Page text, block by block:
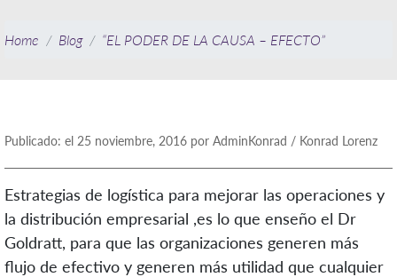
Home Blog “EL PODER DE LA CAUSA – EFECTO”
Publicado: el 25 noviembre, 2016 por AdminKonrad / Konrad Lorenz
Estrategias de logística para mejorar las operaciones y
la distribución empresarial ,es lo que enseño el Dr
Goldratt, para que las organizaciones generen más
flujo de efectivo y generen más utilidad que cualquier